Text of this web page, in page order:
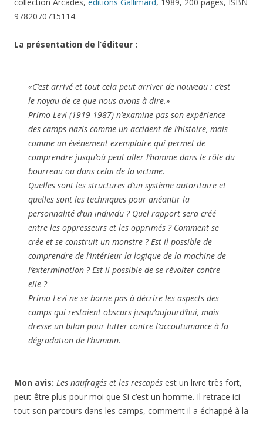
La présentation de l’éditeur :
Primo Levi (1919-1987) n’examine pas son expérience
des camps nazis comme un accident de l’histoire, mais
comme un événement exemplaire qui permet de
comprendre jusqu’où peut aller l’homme dans le rôle du
bourreau ou dans celui de la victime.
Quelles sont les structures d’un système autoritaire et
quelles sont les techniques pour anéantir la
personnalité d’un individu ? Quel rapport sera créé
entre les oppresseurs et les opprimés ? Comment se
crée et se construit un monstre ? Est-il possible de
comprendre de l’intérieur la logique de la machine de
l’extermination ? Est-il possible de se révolter contre
elle ?
Primo Levi ne se borne pas à décrire les aspects des
camps qui restaient obscurs jusqu’aujourd’hui, mais
dresse un bilan pour lutter contre l’accoutumance à la
dégradation de l’humain.
tout son parcours dans les camps, comment il a échappé à la
« sélection », passé une sorte « d’examen » qui a confirmé
qu’il était bien chimiste et lui a permis d’intégrer le